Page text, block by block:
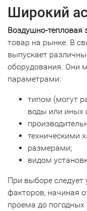
Широкий
Воздушно-тепловая
товар на рынке. В
выпускает
оборудования. Они
параметрами:
типом (могут
воды или иных
техническими
размерами;
видом
При выборе
факторов, начиная
проема до